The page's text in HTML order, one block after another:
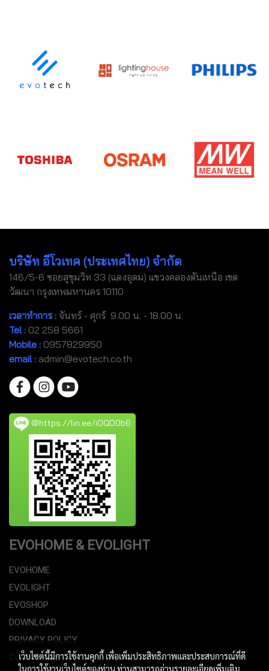
บริษัท อีโวเทค (ประเทศไทย) จำกัด
146/5-6 ซอยสุขุมวิท 33 (แดงอุดม) แขวงคลองตันเหนือ เขต
วัฒนา กรุงเทพมหานคร 10110
เวลาทำการ : จันทร์ - ศุกร์ 9.00 น. - 18.00 น.
Tel : 02 258 5661
Mobile : 0957829950
email : admin@evotech.co.th
@https://lin.ee/iOQD0b6
EVOHOME & EVOLIGHT
EVOHOME
EVOLIGHT
EVOSHOP
DOWNLOAD
PRIVACY POLICY
COOKIE POLICY
เว็บไซต์นี้มีการใช้งานคุกกี้ เพื่อเพิ่มประสิทธิภาพและประสบการณ์ที่ดี
ในการใช้งานเว็บไซต์ของท่าน ท่านสามารถอ่านรายละเอียดเพิ่มเติม